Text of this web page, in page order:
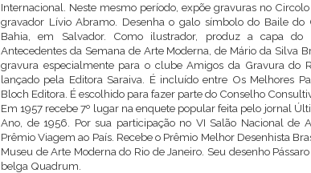
Internacional. Neste mesmo período, expõe gravuras no
gravador Lívio Abramo. Desenha o galo símbolo do Baile
Bahia, em Salvador. Como ilustrador, produz a capa do
Antecedentes da Semana de Arte Moderna, de Mário da Silva
gravura especialmente para o clube Amigos da Gravura do
lançado pela Editora Saraiva. É incluído entre Os Melhores
Bloch Editora. É escolhido para fazer parte do Conselho
Em 1957 recebe 7º lugar na enquete popular feita pelo jornal
Ano, de 1956. Por sua participação no VI Salão Nacional de
Prêmio Viagem ao País. Recebe o Prêmio Melhor Desenhista
Museu de Arte Moderna do Rio de Janeiro. Seu desenho
belga Quadrum.